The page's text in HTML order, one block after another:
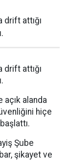
drift attığı
drift attığı
açık alanda
hiçe
Şube
şikayet ve